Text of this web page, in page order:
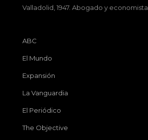
Valladolid, 1947. Abogado y economista.
ABC
El Mundo
Expansión
La Vanguardia
El Periódico
The Objective